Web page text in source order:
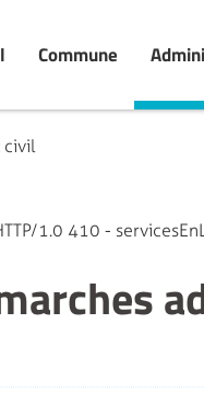
Commune
civil
1.0 410 -